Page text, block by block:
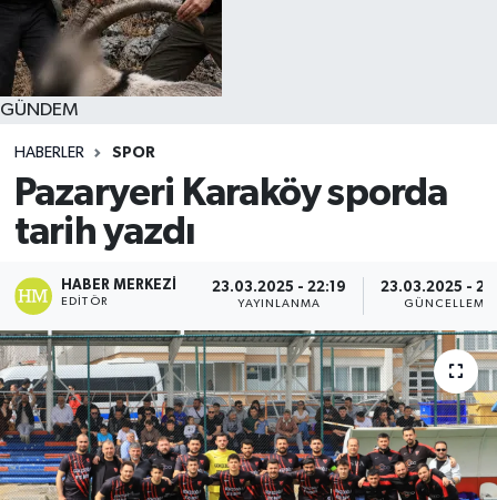
GÜNDEM
HABERLER SPOR
Pazaryeri Karaköy sporda
tarih yazdı
HABER MERKEZI
EDITÖR
23.03.2025 - 22:19
YAYINLANMA
23.03.2025 -
GÜNCELLEME